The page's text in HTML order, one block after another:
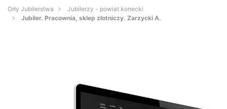
Orły Jubilerstwa
Jubilerzy - powiat konecki
Jubiler. Pracownia, sklep złotniczy. Zarzycki A.